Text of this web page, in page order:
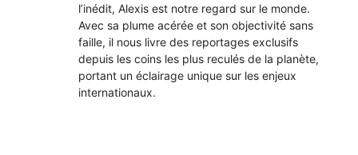
l’inédit, Alexis est notre regard sur le monde.
Avec sa plume acérée et son objectivité sans
faille, il nous livre des reportages exclusifs
depuis les coins les plus reculés de la planète,
portant un éclairage unique sur les enjeux
internationaux.